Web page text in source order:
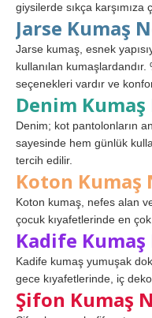
giysilerde sıkça karşımıza
Jarse Kumaş
Jarse kumaş, esnek
kullanılan kumaşlardandır.
seçenekleri vardır ve
Denim
Denim; kot pantolonların
sayesinde hem günlük
tercih edilir.
Koton Kumaş
Koton kumaş, nefes alan
çocuk kıyafetlerinde en
Kadife
Kadife kumaş yumuşak
gece kıyafetlerinde, iç
Şifon Kumaş